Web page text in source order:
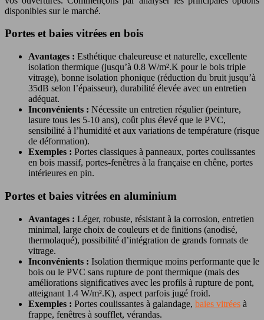
disponibles sur le marché.
Portes et baies vitrées en bois
Avantages : Esthétique chaleureuse et naturelle, excellente
isolation thermique (jusqu’à 0.8 W/m².K pour le bois triple
vitrage), bonne isolation phonique (réduction du bruit jusqu’à
35dB selon l’épaisseur), durabilité élevée avec un entretien
adéquat.
Inconvénients : Nécessite un entretien régulier (peinture,
lasure tous les 5-10 ans), coût plus élevé que le PVC,
sensibilité à l’humidité et aux variations de température (risque
de déformation).
Exemples : Portes classiques à panneaux, portes coulissantes
en bois massif, portes-fenêtres à la française en chêne, portes
intérieures en pin.
Portes et baies vitrées en aluminium
Avantages : Léger, robuste, résistant à la corrosion, entretien
minimal, large choix de couleurs et de finitions (anodisé,
thermolaqué), possibilité d’intégration de grands formats de
vitrage.
Inconvénients : Isolation thermique moins performante que le
bois ou le PVC sans rupture de pont thermique (mais des
améliorations significatives avec les profils à rupture de pont,
atteignant 1.4 W/m².K), aspect parfois jugé froid.
Exemples : Portes coulissantes à galandage, baies vitrées à
frappe, fenêtres à soufflet, vérandas.